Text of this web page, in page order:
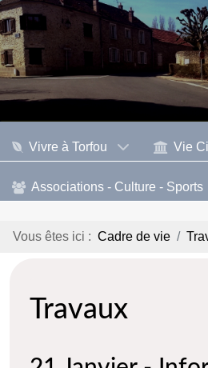
Vivre à Torfou Vie
Associations - Culture - Sports
Vous êtes ici : Cadre de vie
Travaux